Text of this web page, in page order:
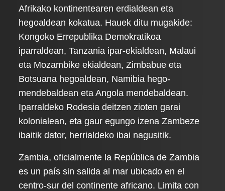
Afrikako kontinentearen erdialdean eta
hegoaldean kokatua. Hauek ditu mugakide:
Kongoko Errepublika Demokratikoa
iparraldean, Tanzania ipar-ekialdean, Malaui
eta Mozambike ekialdean, Zimbabue eta
Botsuana hegoaldean, Namibia hego-
mendebaldean eta Angola mendebaldean.
Iparraldeko Rodesia deitzen zioten garai
kolonialean, eta gaur egungo izena Zambeze
ibaitik dator, herrialdeko ibai nagusitik.
Zambia, oficialmente la República de Zambia
es un país sin salida al mar ubicado en el
centro-sur del continente africano. Limita con